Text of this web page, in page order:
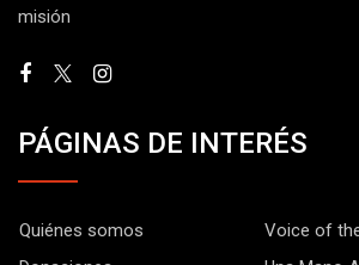
misión
PÁGINAS DE INTERÉS
Quiénes somos
Voice of